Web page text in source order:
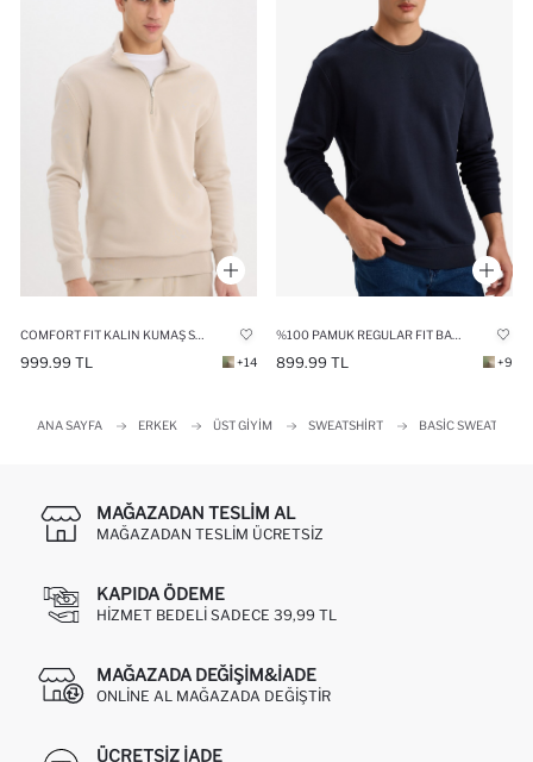
999.99 TL +14 899.99 TL +9
ANA SAYFA ERKEK ÜST GIYIM SWEATSHIRT BASIC SWEATSHIRT
MAĞAZADAN TESLIM AL
MAĞAZADAN TESLIM ÜCRETSIZ
KAPIDA ÖDEME
HIZMET BEDELI SADECE 39,99 TL
MAĞAZADA DEĞIŞIM&İADE
ONLINE AL MAĞAZADA DEĞIŞTIR
ÜCRETSIZ IADE